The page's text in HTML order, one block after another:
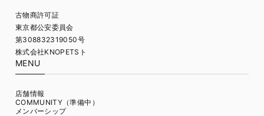
古物商許可証
東京都公安委員会
第308832319050号
株式会社KNOPETSト
MENU
店舗情報
COMMUNITY（準備中）
メンバーシップ